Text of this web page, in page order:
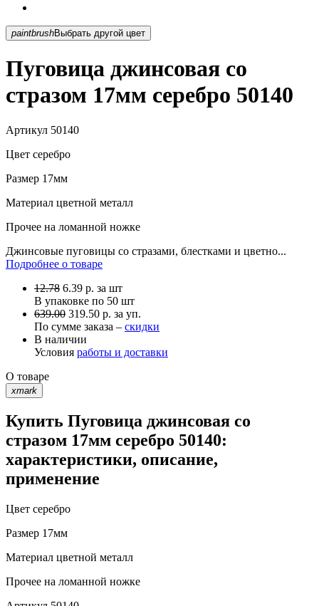
paintbrush Выбрать другой цвет
Пуговица джинсовая со
стразом 17мм серебро 50140
Артикул 50140
Цвет серебро
Размер 17мм
Материал цветной металл
Прочее на ломанной ножке
Джинсовые пуговицы со стразами, блестками и цветно...
Подробнее о товаре
12.78 6.39 р. за шт
В упаковке по 50 шт
639.00 319.50 р. за уп.
По сумме заказа – скидки
В наличии
Условия работы и доставки
О товаре
xmark
Купить Пуговица джинсовая со
стразом 17мм серебро 50140:
характеристики, описание,
применение
Цвет серебро
Размер 17мм
Материал цветной металл
Прочее на ломанной ножке